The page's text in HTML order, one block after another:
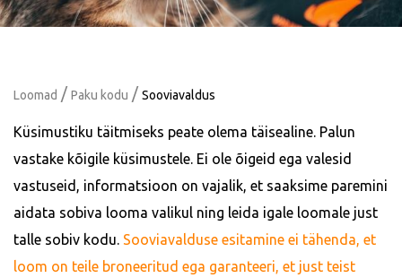
Loomad / Paku kodu / Sooviavaldus
Küsimustiku täitmiseks peate olema täisealine. Palun
vastake kõigile küsimustele. Ei ole õigeid ega valesid
vastuseid, informatsioon on vajalik, et saaksime paremini
aidata sobiva looma valikul ning leida igale loomale just
talle sobiv kodu. Sooviavalduse esitamine ei tähenda, et
loom on teile broneeritud ega garanteeri, et just teist